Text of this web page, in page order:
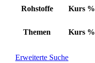
Rohstoffe Kurs %
Themen Kurs %
Erweiterte Suche